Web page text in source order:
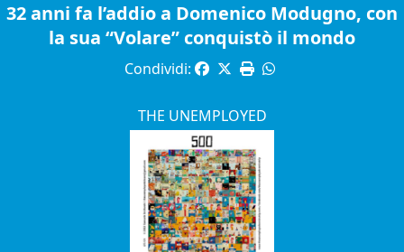
32 anni fa l’addio a Domenico Modugno, con
la sua “Volare” conquistò il mondo
Condividi:
THE UNEMPLOYED